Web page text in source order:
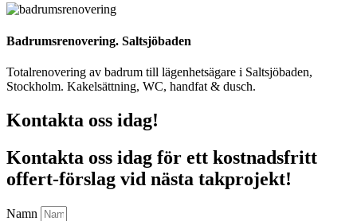
Badrumsrenovering. Saltsjöbaden
Totalrenovering av badrum till lägenhetsägare i Saltsjöbaden,
Stockholm. Kakelsättning, WC, handfat & dusch.
Kontakta oss idag!
Kontakta oss idag för ett kostnadsfritt
offert-förslag vid nästa takprojekt!
Namn